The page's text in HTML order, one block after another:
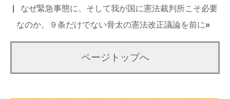
なぜ緊急事態に、そして我が国に憲法裁判所こそ必要
なのか。９条だけでない骨太の憲法改正議論を前に»
ページトップへ